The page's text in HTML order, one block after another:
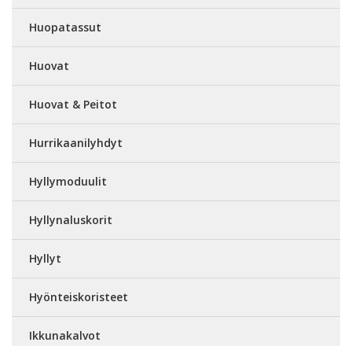
Huopatassut
Huovat
Huovat & Peitot
Hurrikaanilyhdyt
Hyllymoduulit
Hyllynaluskorit
Hyllyt
Hyönteiskoristeet
Ikkunakalvot